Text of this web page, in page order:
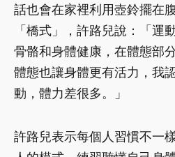
話也會在家裡利用壺鈴擺在
「橋式」，許路兒說：「運
骨骼和身體健康，在體態部
體態也讓身體更有活力，我
動，體力差很多。」
許路兒表示每個人習慣不一